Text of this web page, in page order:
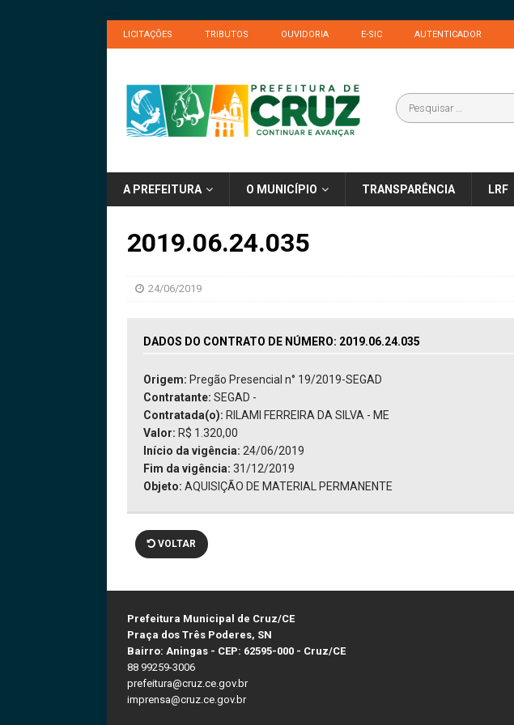
LICITAÇÕES TRIBUTOS OUVIDORIA E-SIC AUTENTICADOR
A PREFEITURA O MUNICÍPIO TRANSPARÊNCIA LRF
2019.06.24.035
24/06/2019
DADOS DO CONTRATO DE NÚMERO: 2019.06.24.035
Origem: Pregão Presencial n° 19/2019-SEGAD
Contratante: SEGAD -
Contratada(o): RILAMI FERREIRA DA SILVA - ME
Valor: R$ 1.320,00
Início da vigência: 24/06/2019
Fim da vigência: 31/12/2019
Objeto: AQUISIÇÃO DE MATERIAL PERMANENTE
VOLTAR
Prefeitura Municipal de Cruz/CE
Praça dos Três Poderes, SN
Bairro: Aningas - CEP: 62595-000 - Cruz/CE
88 99259-3006
prefeitura@cruz.ce.gov.br
imprensa@cruz.ce.gov.br